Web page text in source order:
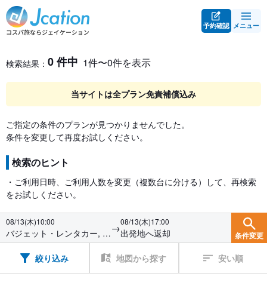
予約確認 メニュー
レンタカー検索・比較
レンタカー検索結果
検索結果： 0 件中 1件〜0件を表示
当サイトは全プラン免責補償込み
ご指定の条件のプランが見つかりませんでした。
条件を変更して再度お試しください。
検索のヒント
・ご利用日時、ご利用人数を変更（複数台に分ける）して、再検索
をお試しください。
08/13(木)10:00
バジェット・レンタカー, 長
野駅前店
→08/13(木)17:00
出発地へ返却 条件変更
絞り込み 地図から探す 安い順